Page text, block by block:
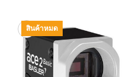
สินค้าหมด